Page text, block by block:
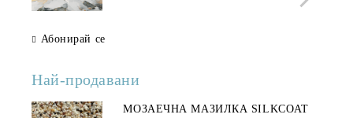
Абонирай се
Най-продавани
МОЗАЕЧНА МАЗИЛКА SILKCOAT